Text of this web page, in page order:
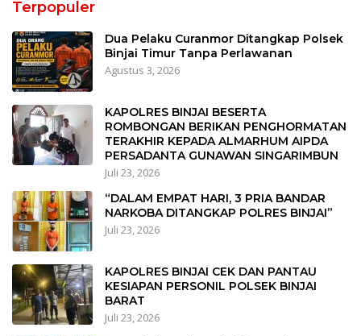
Terpopuler
Dua Pelaku Curanmor Ditangkap Polsek
Binjai Timur Tanpa Perlawanan
Agustus 3, 2026
KAPOLRES BINJAI BESERTA
ROMBONGAN BERIKAN PENGHORMATAN
TERAKHIR KEPADA ALMARHUM AIPDA
PERSADANTA GUNAWAN SINGARIMBUN
Juli 23, 2026
“DALAM EMPAT HARI, 3 PRIA BANDAR
NARKOBA DITANGKAP POLRES BINJAI”
Juli 23, 2026
KAPOLRES BINJAI CEK DAN PANTAU
KESIAPAN PERSONIL POLSEK BINJAI
BARAT
Juli 23, 2026